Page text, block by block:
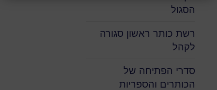
הסגול
רשת כותר ראשון סגורה
לקהל
סדרי הפתיחה של
הכותרים והספריות